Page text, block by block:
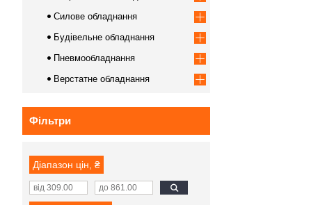
Силове обладнання
Будівельне обладнання
Пневмообладнання
Верстатне обладнання
Фільтри
Діапазон цін, ₴